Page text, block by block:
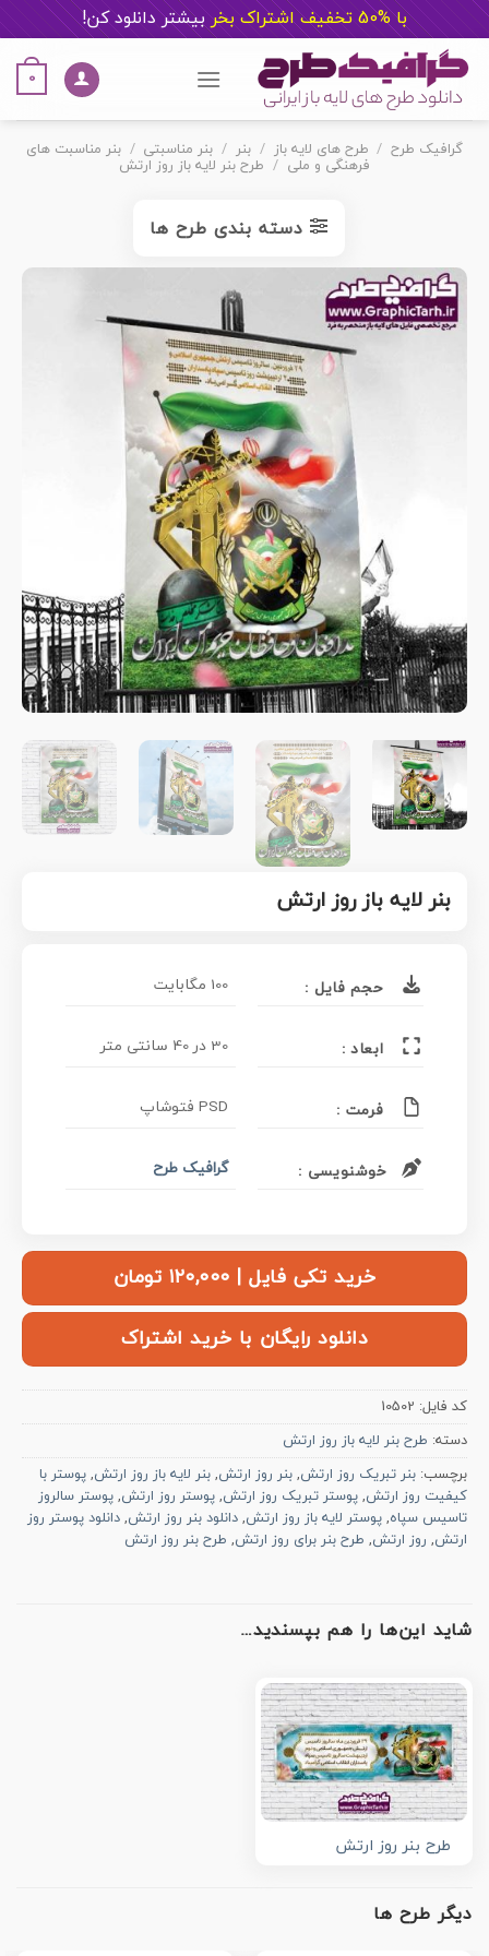
با %50 تخفیف اشتراک بخر بیشتر دانلود کن!
content
0
گرافیک طرح / طرح های لایه باز / بنر / بنر مناسبتی / بنر مناسبت های
فرهنگی و ملی / طرح بنر لایه باز روز ارتش
دسته بندی طرح ها
بنر لایه باز روز ارتش
حجم فایل : 100 مگابایت
ابعاد : 30 در 40 سانتی متر
فرمت : PSD فتوشاپ
خوشنویسی : گرافیک طرح
خرید تکی فایل | ۱۲۰,۰۰۰ تومان
دانلود رایگان با خرید اشتراک
کد فایل: 10502
دسته: طرح بنر لایه باز روز ارتش
برچسب: بنر تبریک روز ارتش, بنر روز ارتش, بنر لایه باز روز ارتش, پوستر با
کیفیت روز ارتش, پوستر تبریک روز ارتش, پوستر روز ارتش, پوستر سالروز
تاسیس سپاه, پوستر لایه باز روز ارتش, دانلود بنر روز ارتش, دانلود پوستر روز
ارتش, روز ارتش, طرح بنر برای روز ارتش, طرح بنر روز ارتش
شاید این‌ها را هم بپسندید…
طرح بنر روز ارتش
دیگر طرح ها